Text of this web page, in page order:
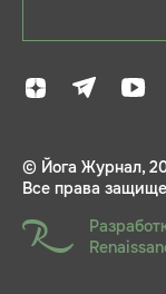
© Йога Журнал,
Все права